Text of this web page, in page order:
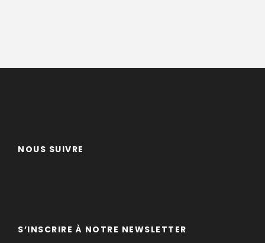
NOUS SUIVRE
S’INSCRIRE À NOTRE NEWSLETTER